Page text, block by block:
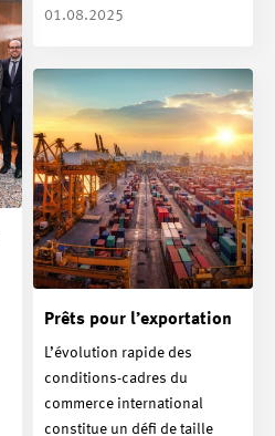
01.08.2025
Prêts pour l’exportation
L’évolution rapide des
conditions-cadres du
commerce international
constitue un défi de taille